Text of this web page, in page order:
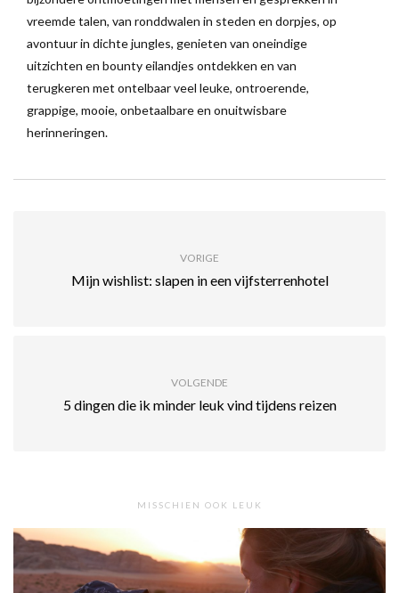
vreemde talen, van ronddwalen in steden en dorpjes, op
avontuur in dichte jungles, genieten van oneindige
uitzichten en bounty eilandjes ontdekken en van
terugkeren met ontelbaar veel leuke, ontroerende,
grappige, mooie, onbetaalbare en onuitwisbare
herinneringen.
VORIGE
Mijn wishlist: slapen in een vijfsterrenhotel
VOLGENDE
5 dingen die ik minder leuk vind tijdens reizen
MISSCHIEN OOK LEUK